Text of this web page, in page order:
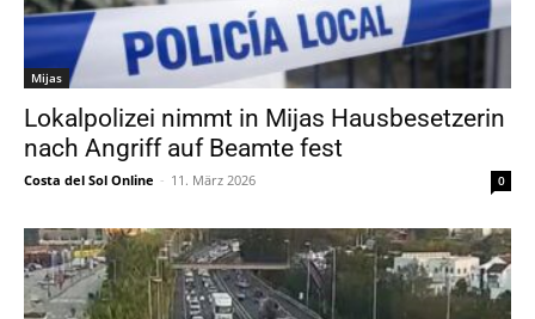
Mijas
Lokalpolizei nimmt in Mijas Hausbesetzerin
nach Angriff auf Beamte fest
Costa del Sol Online - 11. März 2026 0